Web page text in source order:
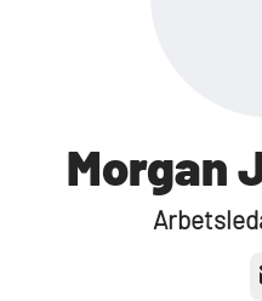
Morgan